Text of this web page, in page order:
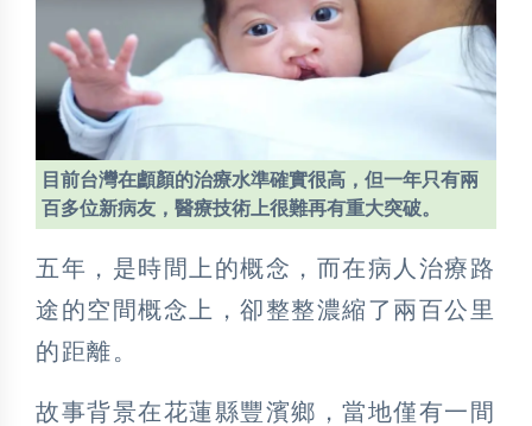
目前台灣在顱顏的治療水準確實很高，但一年只有兩
百多位新病友，醫療技術上很難再有重大突破。
五年，是時間上的概念，而在病人治療路
途的空間概念上，卻整整濃縮了兩百公里
的距離。
故事背景在花蓮縣豐濱鄉，當地僅有一間